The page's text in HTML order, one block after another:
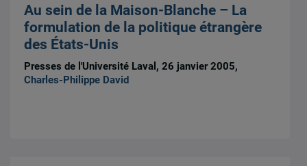
Au sein de la Maison-Blanche – La
formulation de la politique étrangère
des États-Unis
Presses de l'Université Laval, 26 janvier 2005,
Charles-Philippe David